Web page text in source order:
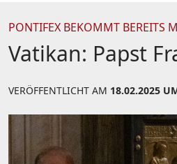
PONTIFEX BEKOMMT BEREITS
Vatikan: Papst
VERÖFFENTLICHT AM 18.02.2025